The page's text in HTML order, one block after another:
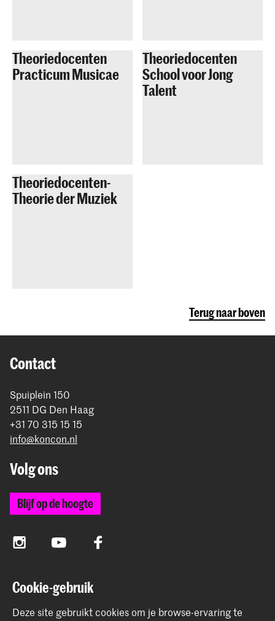
Theoriedocenten
Practicum Musicae
Theoriedocenten
School voor Jong
Talent
Theoriedocenten-
Theorie der Muziek
Terug naar boven
Contact
Spuiplein 150
2511 DG Den Haag
+31 70 315 15 15
info@koncon.nl
Volg ons
Blijf op de hoogte
InstagramYouTube Facebook
Het Koninklijk Conservatorium en de Koninklijke
Academie van Beeldende Kunsten vormen samen
Cookie-gebruik
Deze site gebruikt cookies om je browse-ervaring te